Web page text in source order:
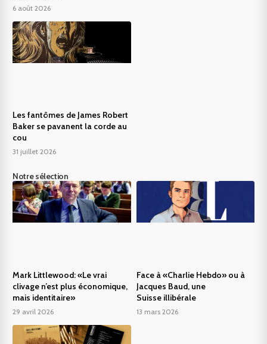
6 août 2026
Les fantômes de James Robert
Baker se pavanent la corde au
cou
31 juillet 2026
Notre sélection
Mark Littlewood: «Le vrai
clivage n’est plus économique,
mais identitaire»
29 avril 2026
Face à «Charlie Hebdo» ou à
Jacques Baud, une
Suisse illibérale
13 mars 2026